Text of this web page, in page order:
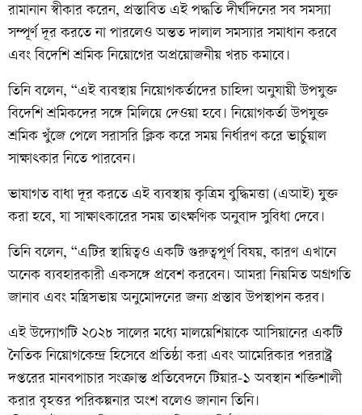
রামানান স্বীকার করেন, প্রস্তাবিত এই পদ্ধতি দীর্ঘদিনের সব সমস্যা
সম্পূর্ণ দূর করতে না পারলেও অন্তত দালাল সমস্যার সমাধান করবে
এবং বিদেশি শ্রমিক নিয়োগের অপ্রয়োজনীয় খরচ কমাবে।
তিনি বলেন, “এই ব্যবস্থায় নিয়োগকর্তাদের চাহিদা অনুযায়ী উপযুক্ত
বিদেশি শ্রমিকদের সঙ্গে মিলিয়ে দেওয়া হবে। নিয়োগকর্তা উপযুক্ত
শ্রমিক খুঁজে পেলে সরাসরি ক্লিক করে সময় নির্ধারণ করে ভার্চুয়াল
সাক্ষাৎকার নিতে পারবেন।
ভাষাগত বাধা দূর করতে এই ব্যবস্থায় কৃত্রিম বুদ্ধিমত্তা (এআই) যুক্ত
করা হবে, যা সাক্ষাৎকারের সময় তাৎক্ষণিক অনুবাদ সুবিধা দেবে।
তিনি বলেন, “এটির স্থায়িত্বও একটি গুরুত্বপূর্ণ বিষয়, কারণ এখানে
অনেক ব্যবহারকারী একসঙ্গে প্রবেশ করবেন। আমরা নিয়মিত অগ্রগতি
জানাব এবং মন্ত্রিসভায় অনুমোদনের জন্য প্রস্তাব উপস্থাপন করব।
এই উদ্যোগটি ২০২৮ সালের মধ্যে মালয়েশিয়াকে আসিয়ানের একটি
নৈতিক নিয়োগকেন্দ্র হিসেবে প্রতিষ্ঠা করা এবং আমেরিকার পররাষ্ট্র
দপ্তরের মানবপাচার সংক্রান্ত প্রতিবেদনে টিয়ার-১ অবস্থান শক্তিশালী
করার বৃহত্তর পরিকল্পনার অংশ বলেও জানান তিনি।